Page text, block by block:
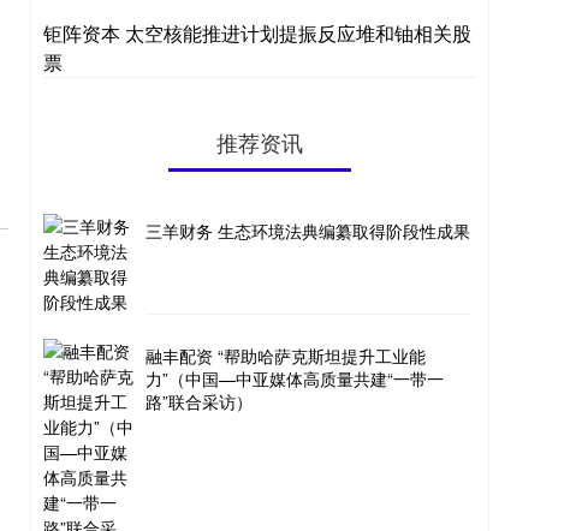
钜阵资本 太空核能推进计划提振反应堆和铀相关股
票
推荐资讯
三羊财务 生态环境法典编纂取得阶段性成果
融丰配资 “帮助哈萨克斯坦提升工业能
力”（中国—中亚媒体高质量共建“一带一
路”联合采访）